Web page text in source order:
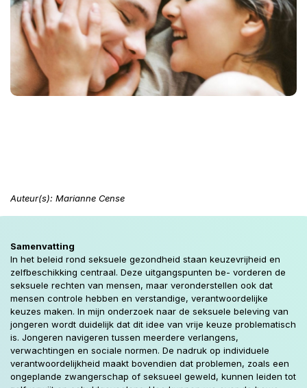
Auteur(s): Marianne Cense
Samenvatting
In het beleid rond seksuele gezondheid staan keuzevrijheid en
zelfbeschikking centraal. Deze uitgangspunten be- vorderen de
seksuele rechten van mensen, maar veronderstellen ook dat
mensen controle hebben en verstandige, verantwoordelijke
keuzes maken. In mijn onderzoek naar de seksuele beleving van
jongeren wordt duidelijk dat dit idee van vrije keuze problematisch
is. Jongeren navigeren tussen meerdere verlangens,
verwachtingen en sociale normen. De nadruk op individuele
verantwoordelijkheid maakt bovendien dat problemen, zoals een
ongeplande zwangerschap of seksueel geweld, kunnen leiden tot